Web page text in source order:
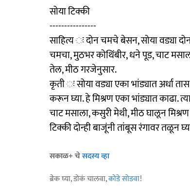
सोया टिक्की
----------------
साहित्य ः दोन चमचे बेसन, सोया वड्या
चमचा, मुठभर कोथिंबीर, धने पूड, चाट
तेल, मीठ गरजेनुसार.
कृती ः सोया वड्या एका भांड्यात अर्धा
करून घ्या. हे मिश्रण एका भांड्यात काढा.
चाट मसाला, कसुरी मेथी, मीठ घालून
टिक्की दोन्ही बाजूंनी तांबूस रंगावर तळून
सकाळ+ चेसदस्य व्हा
ब्रेक घ्या, डोकं चालवा,कोडे सोडवा!